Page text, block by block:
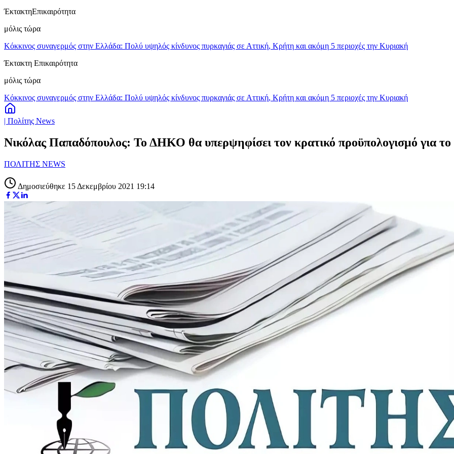
ΈκτακτηΕπικαιρότητα
μόλις τώρα
Κόκκινος συναγερμός στην Ελλάδα: Πολύ υψηλός κίνδυνος πυρκαγιάς σε Αττική, Κρήτη και ακόμη 5 περιοχές την Κυριακή
Έκτακτη Επικαιρότητα
μόλις τώρα
Κόκκινος συναγερμός στην Ελλάδα: Πολύ υψηλός κίνδυνος πυρκαγιάς σε Αττική, Κρήτη και ακόμη 5 περιοχές την Κυριακή
| Πολίτης News
Νικόλας Παπαδόπουλος: Το ΔΗΚΟ θα υπερψηφίσει τον κρατικό προϋπολογισμό για το
ΠΟΛΙΤΗΣ NEWS
Δημοσιεύθηκε 15 Δεκεμβρίου 2021 19:14